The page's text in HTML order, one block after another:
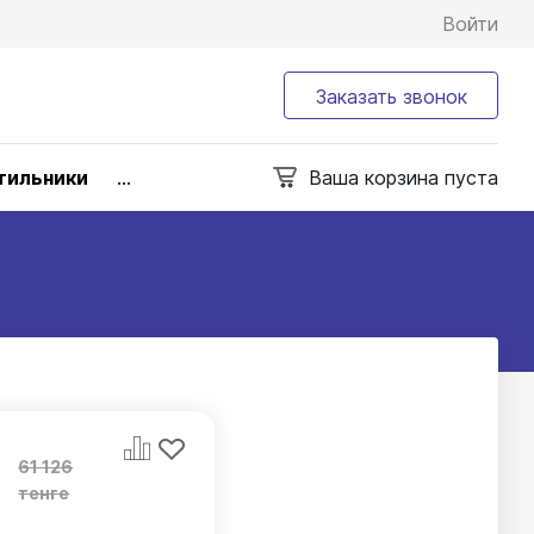
Войти
Заказать звонок
... Ваша корзина пуста
61 126
тенге